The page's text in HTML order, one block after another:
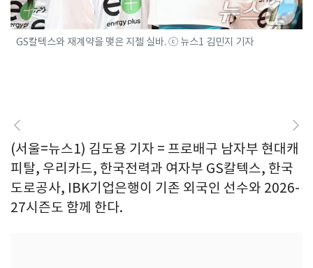
GS칼텍스와 재계약을 맺은 지젤 실바. ⓒ 뉴스1 김민지 기자
(서울=뉴스1) 김도용 기자 = 프로배구 남자부 현대캐
피탈, 우리카드, 한국전력과 여자부 GS칼텍스, 한국
도로공사, IBK기업은행이 기존 외국인 선수와 2026-
27시즌도 함께 한다.